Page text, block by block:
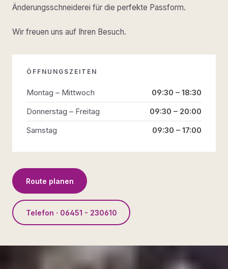
Änderungsschneiderei für die perfekte Passform.
Wir freuen uns auf Ihren Besuch.
ÖFFNUNGSZEITEN
Montag – Mittwoch
09:30 – 18:30
Donnerstag – Freitag
09:30 – 20:00
Samstag
09:30 – 17:00
Route planen
Telefon · 06451 - 230610